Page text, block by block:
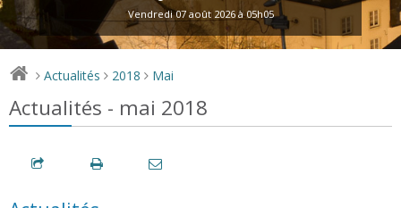
Vendredi 07 août 2026 à 05h05
> Actualités > 2018 > Mai
Actualités - mai 2018